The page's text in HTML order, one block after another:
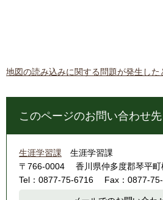
地図の読み込みに関する問題が発生した
このページのお問い合わせ先
生涯学習課
生涯学習課
〒766-0004
香川県仲多度郡琴平
Tel：0877-75-6716
Fax：0877-